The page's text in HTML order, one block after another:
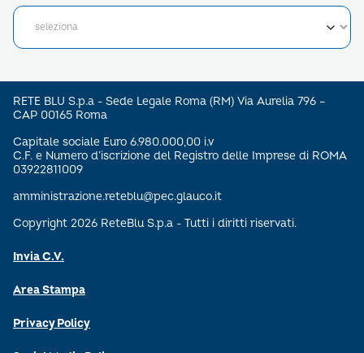
RETE BLU S.p.a - Sede Legale Roma (RM) Via Aurelia 796 –
CAP 00165 Roma
Capitale sociale Euro 6.980.000,00 i.v
C.F. e Numero d’iscrizione del Registro delle Imprese di ROMA
03922811009
amministrazione.reteblu@pec.glauco.it
Copyright 2026 ReteBlu S.p.a - Tutti i diritti riservati.
Invia C.V.
Area Stampa
Privacy Policy